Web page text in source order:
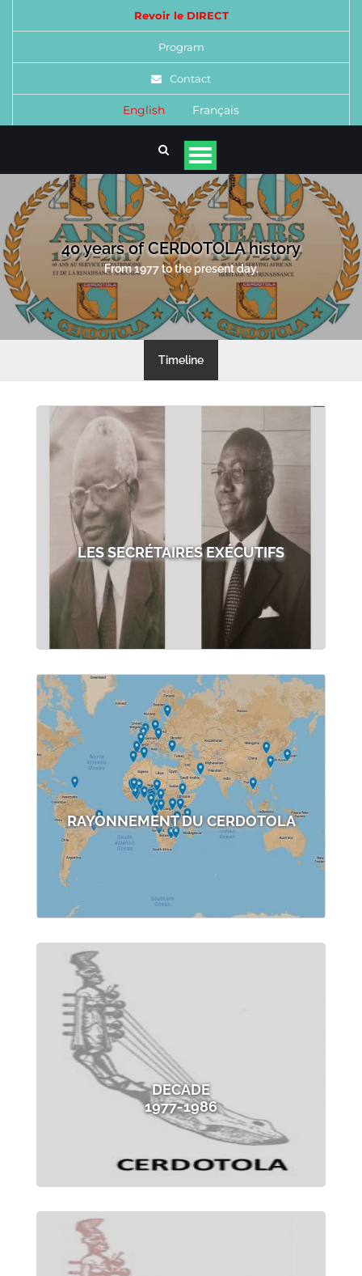
Revoir le DIRECT
Program
Contact
English Français
40 years of CERDOTOLA history
From 1977 to the present day.
Timeline
LES SECRÉTAIRES EXÉCUTIFS
RAYONNEMENT DU CERDOTOLA
DECADE
1977-1986